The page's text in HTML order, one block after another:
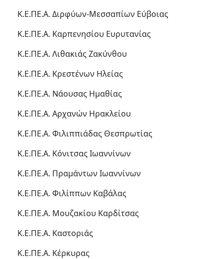
Κ.Ε.ΠΕ.Α. Διρφύων-Μεσσαπίων Εύβοιας
Κ.Ε.ΠΕ.Α. Καρπενησίου Ευρυτανίας
Κ.Ε.ΠΕ.Α. Λιθακιάς Ζακύνθου
Κ.Ε.ΠΕ.Α. Κρεστένων Ηλείας
Κ.Ε.ΠΕ.Α. Νάουσας Ημαθίας
Κ.Ε.ΠΕ.Α. Αρχανών Ηρακλείου
Κ.Ε.ΠΕ.Α. Φιλιππιάδας Θεσπρωτίας
Κ.Ε.ΠΕ.Α. Κόνιτσας Ιωαννίνων
Κ.Ε.ΠΕ.Α. Πραμάντων Ιωαννίνων
Κ.Ε.ΠΕ.Α. Φιλίππων Καβάλας
Κ.Ε.ΠΕ.Α. Μουζακίου Καρδίτσας
Κ.Ε.ΠΕ.Α. Καστοριάς
Κ.Ε.ΠΕ.Α. Κέρκυρας